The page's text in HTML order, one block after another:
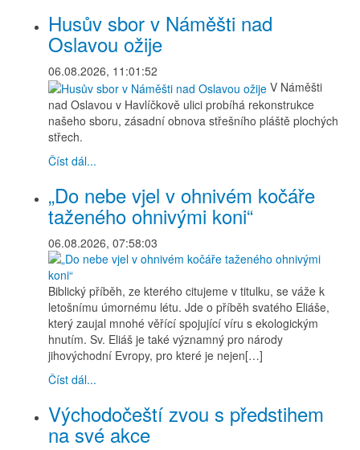
Husův sbor v Náměšti nad
Oslavou ožije
06.08.2026, 11:01:52
V Náměšti
nad Oslavou v Havlíčkově ulici probíhá rekonstrukce
našeho sboru, zásadní obnova střešního pláště plochých
střech.
Číst dál...
„Do nebe vjel v ohnivém kočáře
taženého ohnivými koni“
06.08.2026, 07:58:03
Biblický příběh, ze kterého citujeme v titulku, se váže k
letošnímu úmornému létu. Jde o příběh svatého Eliáše,
který zaujal mnohé věřící spojující víru s ekologickým
hnutím. Sv. Eliáš je také významný pro národy
jihovýchodní Evropy, pro které je nejen[…]
Číst dál...
Východočeští zvou s předstihem
na své akce